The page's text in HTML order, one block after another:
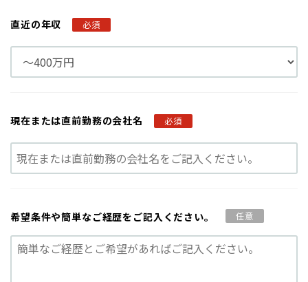
直近の年収 必須
現在または直前勤務の会社名 必須
希望条件や簡単なご経歴を ご記入ください。 任意